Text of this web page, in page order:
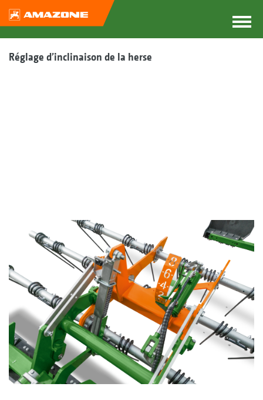
Réglage d’inclinaison de la herse